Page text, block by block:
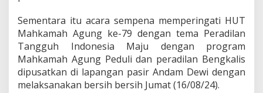
i
P
A
B
n
g
Sementara itu acara sempena memperingati HUT
Mahkamah Agung ke-79 dengan tema Peradilan
Tangguh Indonesia Maju dengan program
Mahkamah Agung Peduli dan peradilan Bengkalis
dipusatkan di lapangan pasir Andam Dewi dengan
melaksanakan bersih bersih Jumat (16/08/24).